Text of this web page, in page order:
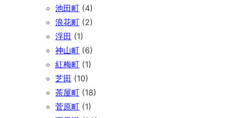
池田町 (4)
浪花町 (2)
浮田 (1)
神山町 (6)
紅梅町 (1)
芝田 (10)
茶屋町 (18)
菅原町 (1)